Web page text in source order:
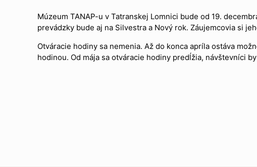
Múzeum TANAP-u v Tatranskej Lomnici bude od 19.
prevádzky bude aj na Silvestra a Nový rok. Záujemcovia si
Otváracie hodiny sa nemenia. Až do konca apríla ostáva
hodinou. Od mája sa otváracie hodiny predĺžia, návštevníci